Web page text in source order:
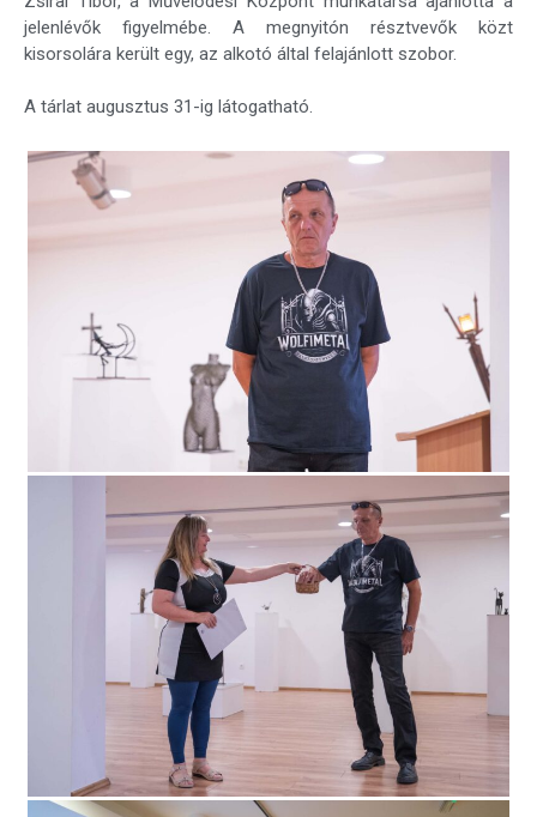
jelenlévők figyelmébe. A megnyitón résztvevők közt
kisorsolára került egy, az alkotó által felajánlott szobor.
A tárlat augusztus 31-ig látogatható.